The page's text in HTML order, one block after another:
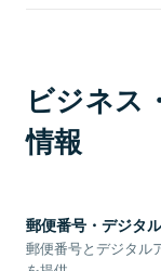
ビジネス
情報
郵便番号・デジタ
郵便番号とデジタル